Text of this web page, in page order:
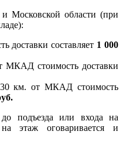
Московской области (при
доставки составляет 1 000
МКАД стоимость доставки
30 км. от МКАД стоимость
до подъезда или входа на
этаж оговаривается и